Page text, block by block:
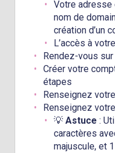
Votre adresse
nom de
création d’un
L’accès à
Rendez-vous sur
Créer votre
étapes
Renseignez
Renseignez
💡 Astuce :
caractères
majuscule, et